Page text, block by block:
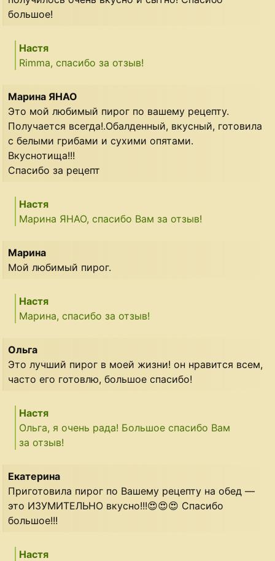
большое!
Настя
Rimma, спасибо за отзыв!
Марина ЯНАО
Это мой любимый пирог по вашему рецепту.
Получается всегда!.Обалденный, вкусный, готовила
с белыми грибами и сухими опятами.
Вкуснотища!!!
Спасибо за рецепт
Настя
Марина ЯНАО, спасибо Вам за отзыв!
Марина
Мой любимый пирог.
Настя
Марина, спасибо за отзыв!
Ольга
Это лучший пирог в моей жизни! он нравится всем,
часто его готовлю, большое спасибо!
Настя
Ольга, я очень рада! Большое спасибо Вам
за отзыв!
Екатерина
Приготовила пирог по Вашему рецепту на обед —
это ИЗУМИТЕЛЬНО вкусно!!!😍😍😍 Спасибо
большое!!!
Настя